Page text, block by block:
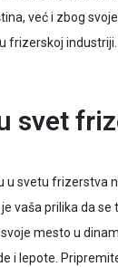
već i zbog
frizerskoj industriji.
svet
u svetu frizerstva
vaša prilika da
mesto u
i lepote.